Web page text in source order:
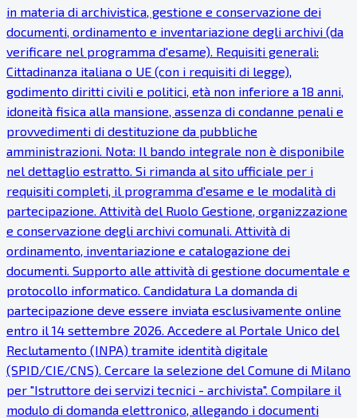
in materia di archivistica, gestione e conservazione dei
documenti, ordinamento e inventariazione degli archivi (da
verificare nel programma d'esame). Requisiti generali:
Cittadinanza italiana o UE (con i requisiti di legge),
godimento diritti civili e politici, età non inferiore a 18 anni,
idoneità fisica alla mansione, assenza di condanne penali e
provvedimenti di destituzione da pubbliche
amministrazioni. Nota: Il bando integrale non è disponibile
nel dettaglio estratto. Si rimanda al sito ufficiale per i
requisiti completi, il programma d'esame e le modalità di
partecipazione. Attività del Ruolo Gestione, organizzazione
e conservazione degli archivi comunali. Attività di
ordinamento, inventariazione e catalogazione dei
documenti. Supporto alle attività di gestione documentale e
protocollo informatico. Candidatura La domanda di
partecipazione deve essere inviata esclusivamente online
entro il 14 settembre 2026. Accedere al Portale Unico del
Reclutamento (INPA) tramite identità digitale
(SPID/CIE/CNS). Cercare la selezione del Comune di Milano
per "Istruttore dei servizi tecnici - archivista". Compilare il
modulo di domanda elettronico, allegando i documenti